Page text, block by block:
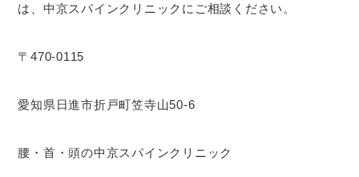
は、中京スパインクリニックにご相談ください。
〒470-0115
愛知県日進市折戸町笠寺山50-6
腰・首・頭の中京スパインクリニック